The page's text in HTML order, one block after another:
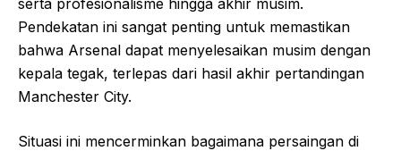
Pendekatan ini sangat penting untuk memastikan
bahwa Arsenal dapat menyelesaikan musim dengan
kepala tegak, terlepas dari hasil akhir pertandingan
Manchester City.
Situasi ini mencerminkan bagaimana persaingan di